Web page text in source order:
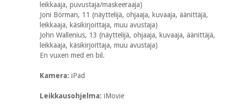
leikkaaja, puvustaja/maskeeraaja)
Joni Börman, 11 (näyttelijä, ohjaaja, kuvaaja, äänittäjä,
leikkaaja, käsikirjoittaja, muu avustaja)
John Wallenius, 13 (näyttelijä, ohjaaja, kuvaaja, äänittäjä,
leikkaaja, käsikirjoittaja, muu avustaja)
En vuxen med en bil.
Kamera: iPad
Leikkausohjelma: iMovie